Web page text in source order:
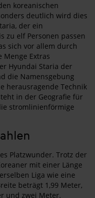
koreanischen
deutlich wird dies
der ein
zu elf Personen passen
sich vor allem durch
Extras
Hyundai Staria der
die Namensgebung
herausragende Technik
in der Geografie für
stromlinienförmige
Platzwunder. Trotz der
mit einer Länge
Liga wie eine
beträgt 1,99 Meter,
und zwei Meter.